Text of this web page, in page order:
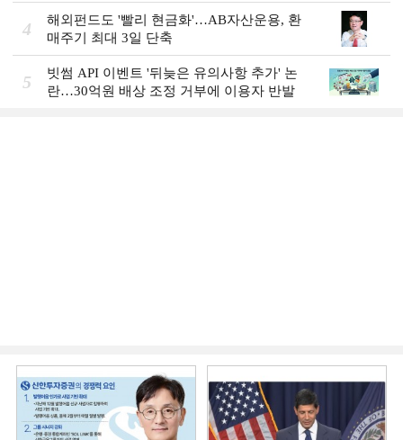
4
해외펀드도 '빨리 현금화'…AB자산운용, 환
매주기 최대 3일 단축
5
빗썸 API 이벤트 '뒤늦은 유의사항 추가' 논
란…30억원 배상 조정 거부에 이용자 반발